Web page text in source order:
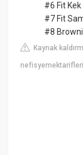
#6 Fit Kek
#7 Fit
#8
Kaynak